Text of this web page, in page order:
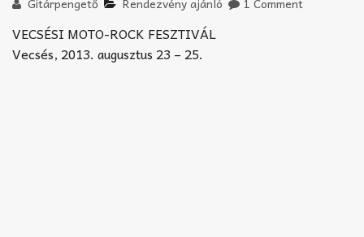
TABok
VECSÉSI MOTO-ROCK FESZTIVÁL
Vecsés, 2013. augusztus 23 – 25.